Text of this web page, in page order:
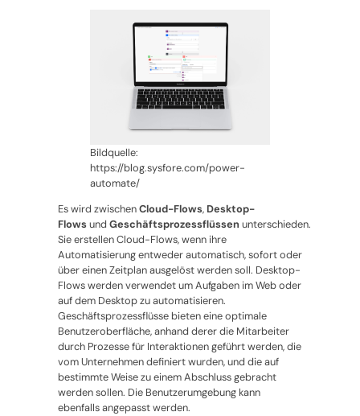
Bildquelle:
https://blog.sysfore.com/power-
automate/
Es wird zwischenCloud-Flows, Desktop-
Flows und Geschäftsprozessflüssen unterschieden.
Sie erstellen Cloud-Flows, wenn ihre
Automatisierung entweder automatisch, sofort oder
über einen Zeitplan ausgelöst werden soll. Desktop-
Flows werden verwendet um Aufgaben im Web oder
auf dem Desktop zu automatisieren.
Geschäftsprozessflüsse bieten eine optimale
Benutzeroberfläche, anhand derer die Mitarbeiter
durch Prozesse für Interaktionen geführt werden, die
vom Unternehmen definiert wurden, und die auf
bestimmte Weise zu einem Abschluss gebracht
werden sollen. Die Benutzerumgebung kann
ebenfalls angepasst werden.